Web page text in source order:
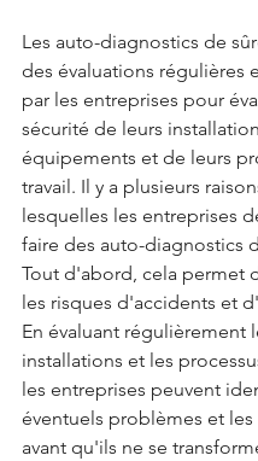
Les auto-diagnostics de
des évaluations régulières
par les entreprises pour
sécurité de leurs
équipements et de leurs
travail. Il y a plusieurs
lesquelles les entreprises
faire des auto-diagnostics
Tout d'abord, cela permet
les risques d'accidents et
En évaluant régulièrement
installations et les
les entreprises peuvent
éventuels problèmes et
avant qu'ils ne se